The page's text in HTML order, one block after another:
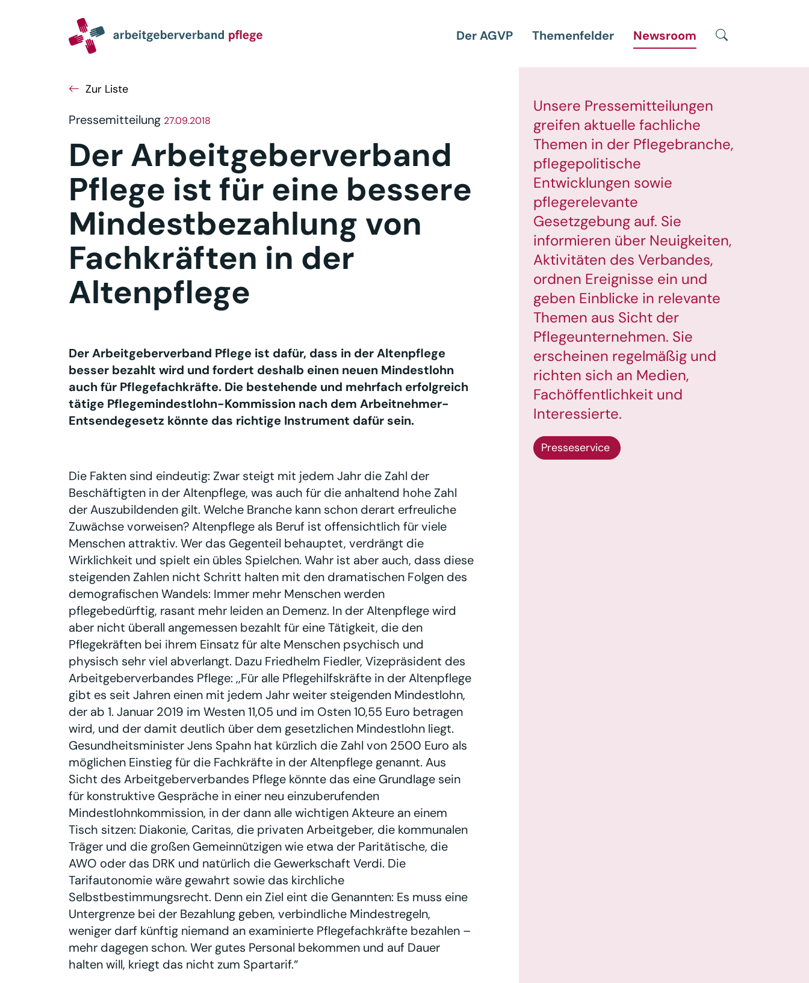
Der AGVP
Themenfelder Newsroom
Zur Liste
Pressemitteilung 27.09.2018
Der Arbeitgeberverband
Pflege ist für eine bessere
Mindestbezahlung von
Fachkräften in der
Altenpflege
Der Arbeitgeberverband Pflege ist dafür, dass in der Altenpflege
besser bezahlt wird und fordert deshalb einen neuen Mindestlohn
auch für Pflegefachkräfte. Die bestehende und mehrfach erfolgreich
tätige Pflegemindestlohn-Kommission nach dem Arbeitnehmer-
Entsendegesetz könnte das richtige Instrument dafür sein.
Die Fakten sind eindeutig: Zwar steigt mit jedem Jahr die Zahl der
Beschäftigten in der Altenpflege, was auch für die anhaltend hohe Zahl
der Auszubildenden gilt. Welche Branche kann schon derart erfreuliche
Zuwächse vorweisen? Altenpflege als Beruf ist offensichtlich für viele
Menschen attraktiv. Wer das Gegenteil behauptet, verdrängt die
Wirklichkeit und spielt ein übles Spielchen. Wahr ist aber auch, dass diese
steigenden Zahlen nicht Schritt halten mit den dramatischen Folgen des
demografischen Wandels: Immer mehr Menschen werden
pflegebedürftig, rasant mehr leiden an Demenz. In der Altenpflege wird
aber nicht überall angemessen bezahlt für eine Tätigkeit, die den
Pflegekräften bei ihrem Einsatz für alte Menschen psychisch und
physisch sehr viel abverlangt. Dazu Friedhelm Fiedler, Vizepräsident des
Arbeitgeberverbandes Pflege: ,,Für alle Pflegehilfskräfte in der Altenpflege
gibt es seit Jahren einen mit jedem Jahr weiter steigenden Mindestlohn,
der ab 1. Januar 2019 im Westen 11,05 und im Osten 10,55 Euro betragen
wird, und der damit deutlich über dem gesetzlichen Mindestlohn liegt.
Gesundheitsminister Jens Spahn hat kürzlich die Zahl von 2500 Euro als
möglichen Einstieg für die Fachkräfte in der Altenpflege genannt. Aus
Sicht des Arbeitgeberverbandes Pflege könnte das eine Grundlage sein
für konstruktive Gespräche in einer neu einzuberufenden
Mindestlohnkommission, in der dann alle wichtigen Akteure an einem
Tisch sitzen: Diakonie, Caritas, die privaten Arbeitgeber, die kommunalen
Träger und die großen Gemeinnützigen wie etwa der Paritätische, die
AWO oder das DRK und natürlich die Gewerkschaft Verdi. Die
Tarifautonomie wäre gewahrt sowie das kirchliche
Selbstbestimmungsrecht. Denn ein Ziel eint die Genannten: Es muss eine
Untergrenze bei der Bezahlung geben, verbindliche Mindestregeln,
weniger darf künftig niemand an examinierte Pflegefachkräfte bezahlen –
mehr dagegen schon. Wer gutes Personal bekommen und auf Dauer
halten will, kriegt das nicht zum Spartarif.“
Unsere Pressemitteilungen
greifen aktuelle fachliche
Themen in der Pflegebranche,
pflegepolitische
Entwicklungen sowie
pflegerelevante
Gesetzgebung auf. Sie
informieren über Neuigkeiten,
Aktivitäten des Verbandes,
ordnen Ereignisse ein und
geben Einblicke in relevante
Themen aus Sicht der
Pflegeunternehmen. Sie
erscheinen regelmäßig und
richten sich an Medien,
Fachöffentlichkeit und
Interessierte.
Presseservice